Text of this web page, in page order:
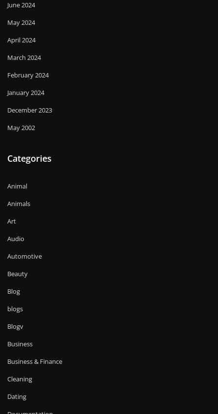
June 2024
May 2024
April 2024
March 2024
February 2024
January 2024
December 2023
May 2002
Categories
Animal
Animals
Art
Audio
Automotive
Beauty
Blog
blogs
Blogv
Business
Business & Finance
Cleaning
Dating